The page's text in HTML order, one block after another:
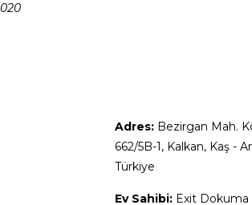
Adres: Bezirgan Mah.
662/5B-1, Kalkan, Kaş -
Türkiye
Ev Sahibi: Exit Dokuma